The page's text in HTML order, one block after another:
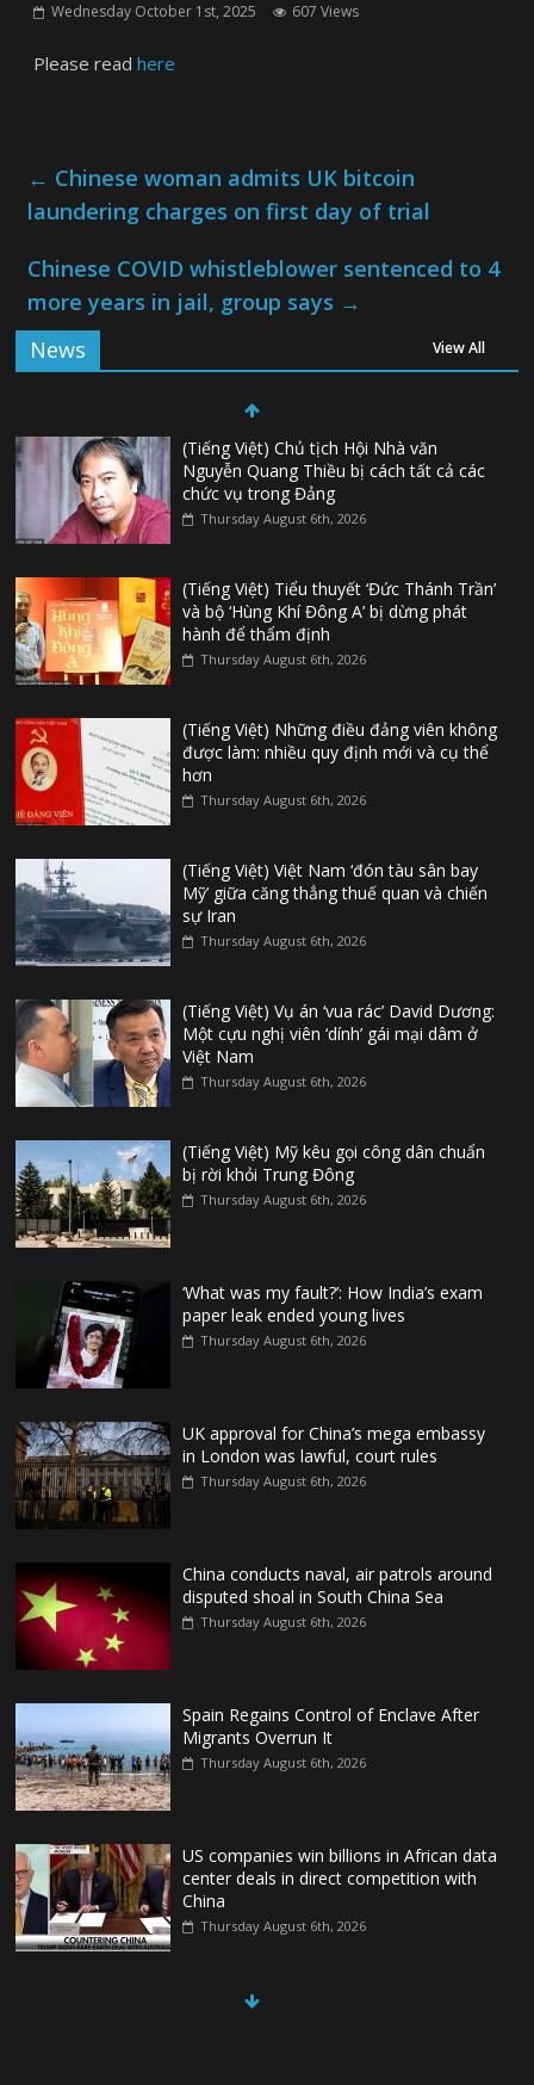
Wednesday October 1st, 2025 607 Views
Please readhere
← Chinese woman admits UK bitcoin
laundering charges on first day of trial
Chinese COVID whistleblower sentenced to 4
more years in jail, group says →
News
View All
(Tiếng Việt) Chủ tịch Hội Nhà văn
Nguyễn Quang Thiều bị cách tất cả các
chức vụ trong Đảng
Thursday August 6th, 2026
(Tiếng Việt) Tiểu thuyết ‘Đức Thánh Trần’
và bộ ‘Hùng Khí Đông A’ bị dừng phát
hành để thẩm định
Thursday August 6th, 2026
(Tiếng Việt) Những điều đảng viên không
được làm: nhiều quy định mới và cụ thể
hơn
Thursday August 6th, 2026
(Tiếng Việt) Việt Nam ‘đón tàu sân bay
Mỹ’ giữa căng thẳng thuế quan và chiến
sự Iran
Thursday August 6th, 2026
(Tiếng Việt) Vụ án ‘vua rác’ David Dương:
Một cựu nghị viên ‘dính’ gái mại dâm ở
Việt Nam
Thursday August 6th, 2026
(Tiếng Việt) Mỹ kêu gọi công dân chuẩn
bị rời khỏi Trung Đông
Thursday August 6th, 2026
‘What was my fault?’: How India’s exam
paper leak ended young lives
Thursday August 6th, 2026
UK approval for China’s mega embassy
in London was lawful, court rules
Thursday August 6th, 2026
China conducts naval, air patrols around
disputed shoal in South China Sea
Thursday August 6th, 2026
Spain Regains Control of Enclave After
Migrants Overrun It
Thursday August 6th, 2026
US companies win billions in African data
center deals in direct competition with
China
Thursday August 6th, 2026
China, Russia, Iran and North Korea